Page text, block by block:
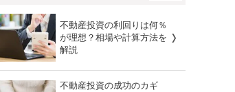
不動産投資の利回りは何％
が理想？相場や計算方法を
解説
不動産投資の成功のカギ